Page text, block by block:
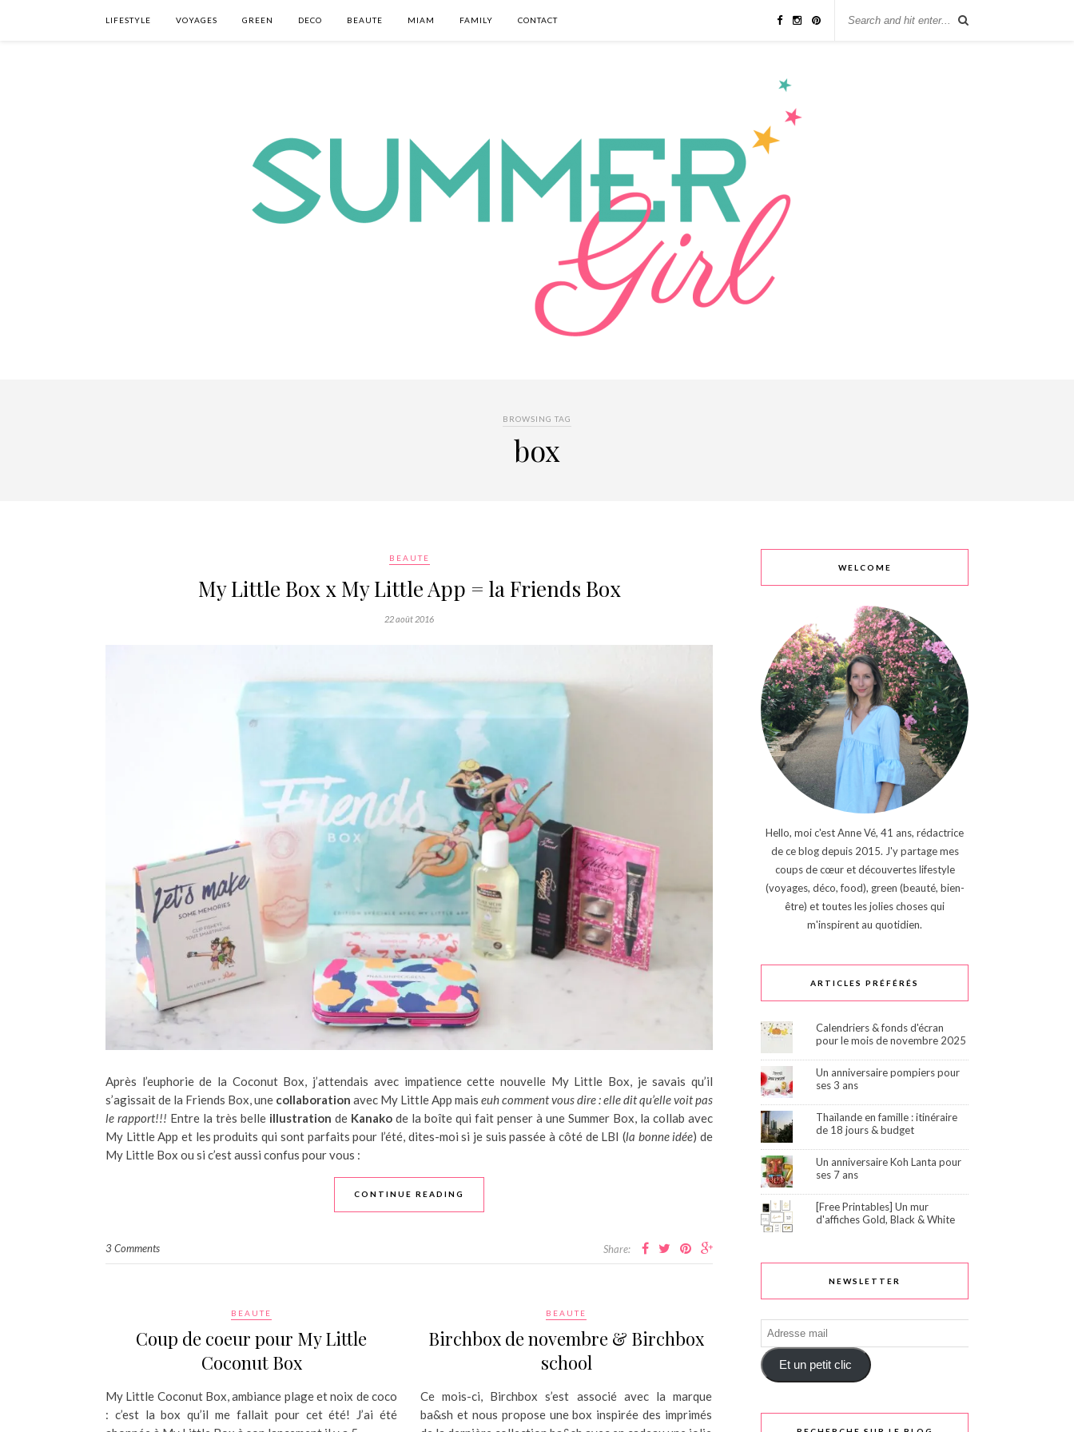
LIFESTYLE VOYAGES GREEN DECO BEAUTE MIAM FAMILY CONTACT
BROWSING TAG
box
BEAUTE
My Little Box x My Little App = la Friends Box
22 août 2016
Après l’euphorie de la Coconut Box, j’attendais avec impatience cette nouvelle My Little Box, je savais qu’il
s’agissait de la Friends Box, une collaboration avec My Little App mais euh comment vous dire : elle dit qu’elle voit pas
le rapport!!! Entre la très belle illustration de Kanako de la boîte qui fait penser à une Summer Box, la collab avec
My Little App et les produits qui sont parfaits pour l’été, dites-moi si je suis passée à côté de LBI (la bonne idée) de
My Little Box ou si c’est aussi confus pour vous :
CONTINUE READING
3 Comments Share:
BEAUTE
Coup de coeur pour My Little
Coconut Box
My Little Coconut Box, ambiance plage et noix de coco
: c’est la box qu’il me fallait pour cet été! J’ai été
BEAUTE
Birchbox de novembre & Birchbox
school
Ce mois-ci, Birchbox s’est associé avec la marque
ba&sh et nous propose une box inspirée des imprimés
WELCOME
Hello, moi c'est Anne Vé, 41 ans, rédactrice
de ce blog depuis 2015. J'y partage mes
coups de cœur et découvertes lifestyle
(voyages, déco, food), green (beauté, bien-
être) et toutes les jolies choses qui
m'inspirent au quotidien.
ARTICLES PRÉFÉRÉS
Calendriers & fonds d'écran
pour le mois de novembre 2025
Un anniversaire pompiers pour
ses 3 ans
Thaïlande en famille : itinéraire
de 18 jours & budget
Un anniversaire Koh Lanta pour
ses 7 ans
[Free Printables] Un mur
d'affiches Gold, Black & White
NEWSLETTER
Adresse
mail
Et un petit clic